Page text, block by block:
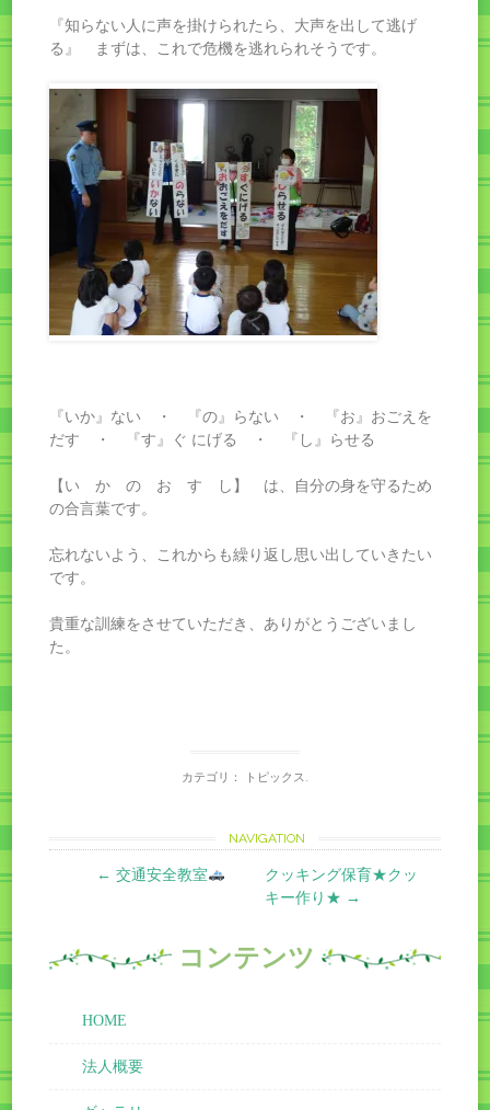
『知らない人に声を掛けられたら、大声を出して逃げ
る』 まずは、これで危機を逃れられそうです。
『いか』ない ・ 『の』らない ・ 『お』おごえを
だす ・ 『す』ぐ にげる ・ 『し』らせる
【い か の お す し】 は、自分の身を守るため
の合言葉です。
忘れないよう、これからも繰り返し思い出していきたい
です。
貴重な訓練をさせていただき、ありがとうございまし
た。
カテゴリ： トピックス
Post
navigation
NAVIGATION
← 交通安全教室
クッキング保育★クッ
キー作り★ →
コンテンツ
HOME
法人概要